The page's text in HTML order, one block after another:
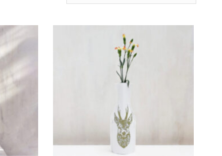
Aktualität
Auf die
Wunschliste